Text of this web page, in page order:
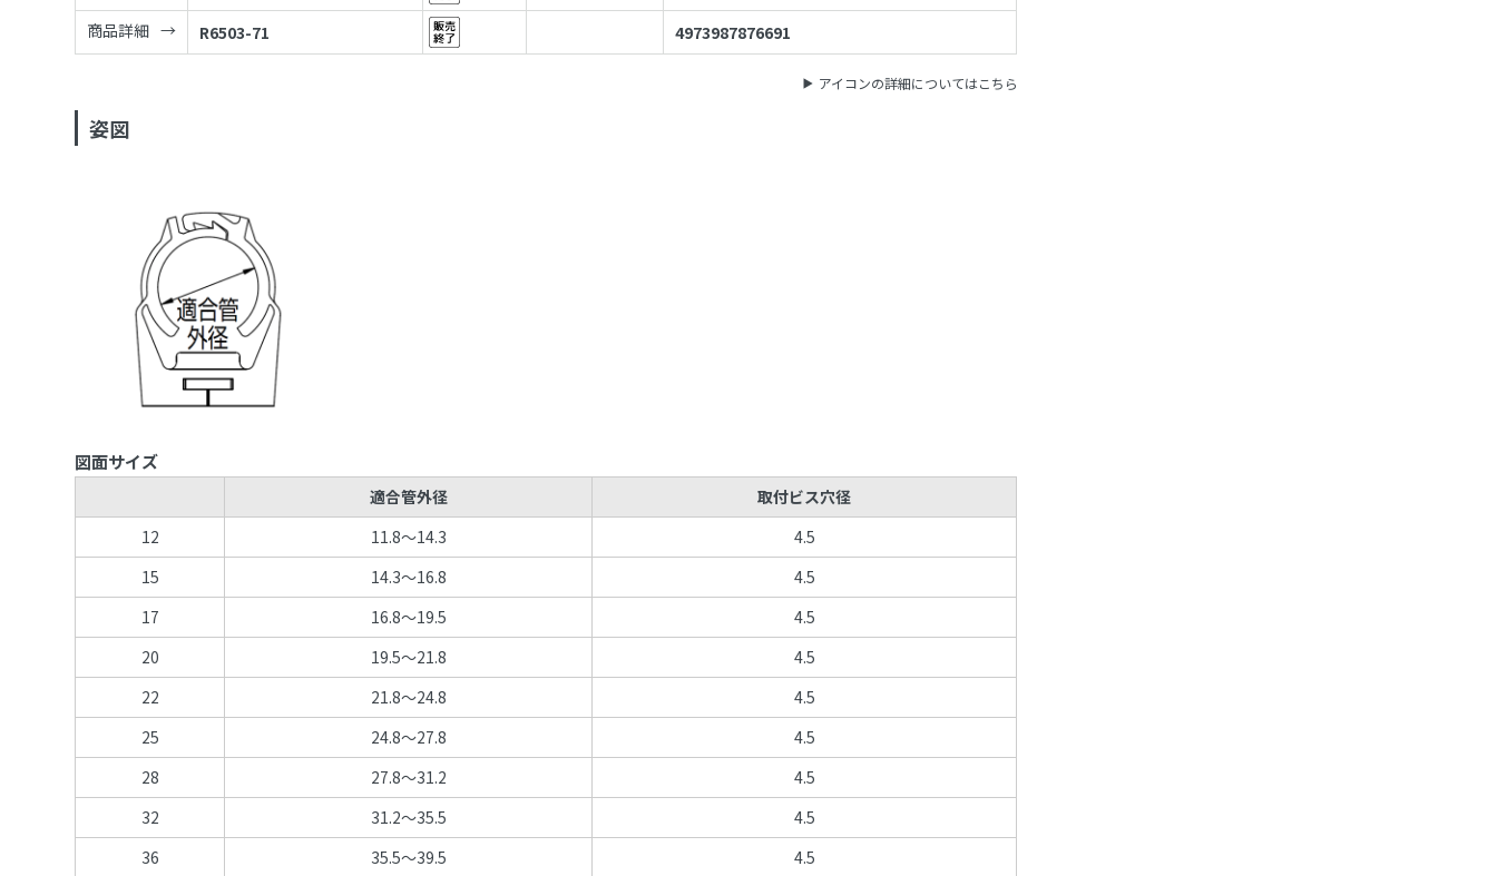
商品詳細
R6503-71 4973987876691
アイコンの詳細についてはこちら
姿図
図面サイズ
適合管外径
取付ビス穴径
12
11.8～14.3
4.5
15
14.3～16.8
4.5
17
16.8～19.5
4.5
20
19.5～21.8
4.5
22
21.8～24.8
4.5
25
24.8～27.8
4.5
28
27.8～31.2
4.5
32
31.2～35.5
4.5
36
35.5～39.5
4.5